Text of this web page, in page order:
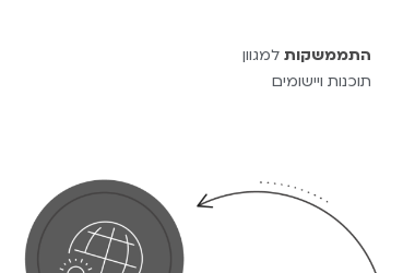
התממשקותלמגוון
תוכנות ויישומים